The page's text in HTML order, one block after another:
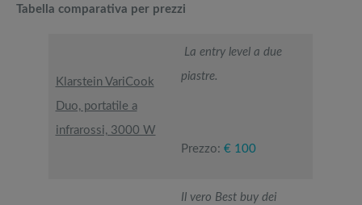
Tabella comparativa per prezzi
Klarstein VariCook
Duo, portatile a
infrarossi, 3000 W
La entry level a due
piastre.
Prezzo: € 100
Il vero Best buy dei